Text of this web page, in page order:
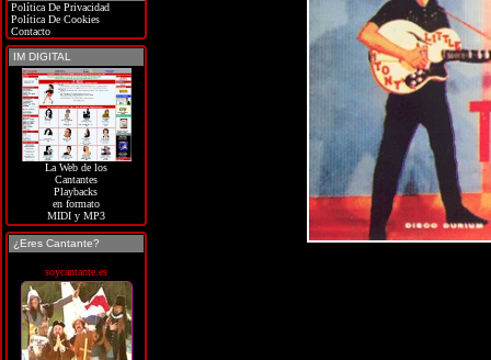
Política De Privacidad
Política De Cookies
Contacto
IM DIGITAL
La Web de los
Cantantes
Playbacks
en formato
MIDI y MP3
¿Eres Cantante?
soycantante.es